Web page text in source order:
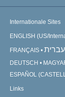
Internationale Sites
ENGLISH (US/
FRANÇAIS עברית
DEUTSCH
ESPAÑOL
Links